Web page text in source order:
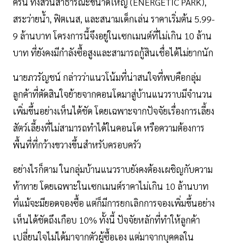
สระว่ายน้ำ, ฟิตเนส, และสนามเด็กเล่น ราคาเริ่มต้น 5.99-
9 ล้านบาท โครงการนี้จึงอยู่ในเซกเมนต์ที่ไม่เกิน 10 ล้าน
บาท ที่ยังคงมีกำลังซื้อสูงและสามารถกู้สินเชื่อได้ไม่ยากนัก
นายภวรัญชน์ กล่าวว่าแนวโน้มที่น่าสนใจที่พบคือกลุ่ม
ลูกค้าที่ตัดสินใจย้ายจากคอนโดมาสู่บ้านแนวราบมีจำนวน
เพิ่มขึ้นอย่างเห็นได้ชัด โดยเฉพาะจากปัจจัยเรื่องการเลี้ยง
สัตว์เลี้ยงที่ไม่สามารถทำได้ในคอนโด หรือความต้องการ
พื้นที่ที่กว้างขวางขึ้นสำหรับครอบครัว
อย่างไรก็ตาม ในกลุ่มบ้านแนวราบยังคงต้องเผชิญกับความ
ท้าทาย โดยเฉพาะในเซกเมนต์ราคาไม่เกิน 10 ล้านบาท
ที่แม้จะมียอดจองซื้อ แต่ก็มีการยกเลิกการจองเพิ่มขึ้นอย่าง
เห็นได้ชัดถึงเกือบ 10% ทั้งนี้ ปัจจัยหลักที่ทำให้ลูกค้า
เปลี่ยนใจไม่ได้มาจากตัวผู้ซื้อเอง แต่มาจากบุคคลใน